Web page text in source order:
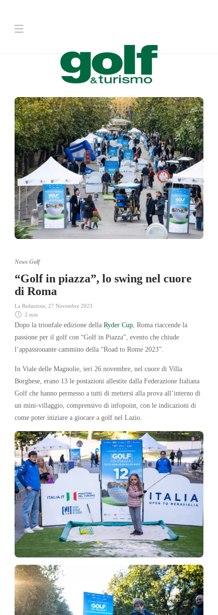
News Golf
“Golf in piazza”, lo swing nel cuore
di Roma
La Redazione 27 Novembre 2023
2 min
Dopo la trionfale edizione della Ryder Cup , Roma riaccende la
passione per il golf con “Golf in Piazza”, evento che chiude
l’appassionante cammino della “Road to Rome 2023”.
In Viale delle Magnolie, ieri 26 novembre, nel cuore di Villa
Borghese, erano 13 le postazioni allestite dalla Federazione Italiana
Golf che hanno permesso a tutti di mettersi alla prova all’interno di
un mini-villaggio, comprensivo di infopoint, con le indicazioni di
come poter iniziare a giocare a golf nel Lazio.